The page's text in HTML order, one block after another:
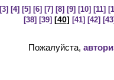
[3] [4] [5] [6] [7] [8] [9] [10] [11]
[38] [39] [40] [41] [42] [43]
Пожалуйста,